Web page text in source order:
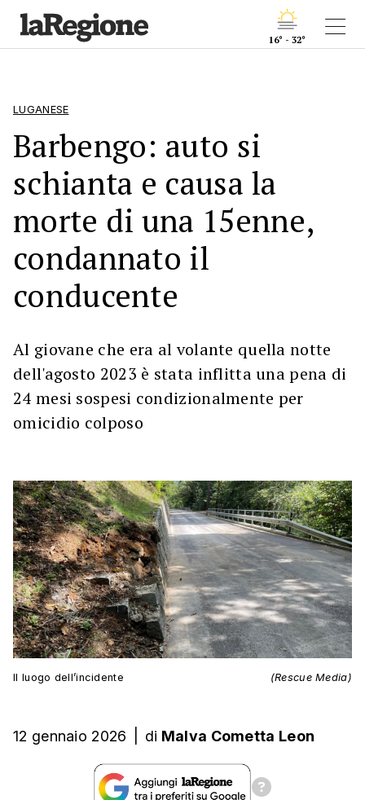
16° - 32°
LUGANESE
Barbengo: auto si
schianta e causa la
morte di una 15enne,
condannato il
conducente
Al giovane che era al volante quella notte
dell'agosto 2023 è stata inflitta una pena di
24 mesi sospesi condizionalmente per
omicidio colposo
Il luogo dell’incidente (Rescue Media)
12 gennaio 2026 di Malva Cometta Leon